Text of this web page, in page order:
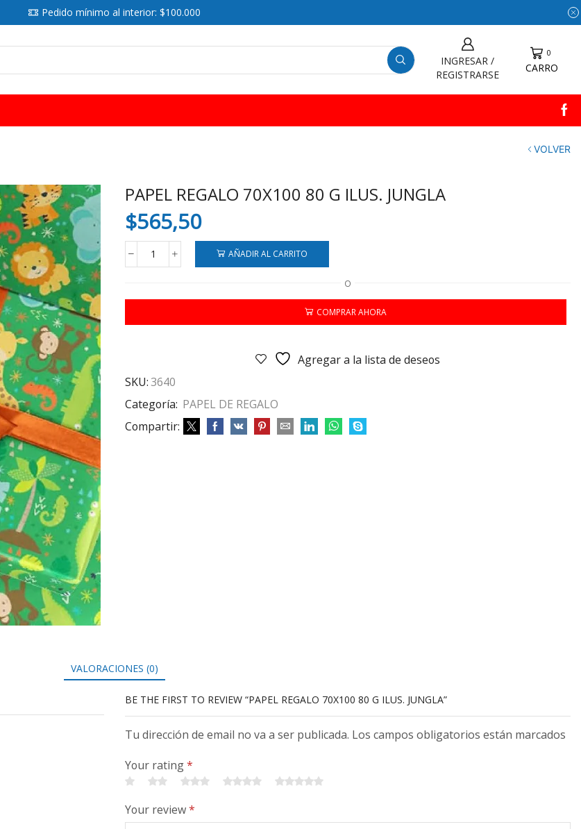
Pedido mínimo al interior: $100.000
INGRESAR /
REGISTRARSE
0
CARRO
VOLVER
PAPEL REGALO 70X100 80 G ILUS. JUNGLA
$565,50
PAPEL
80
ILUS.
AÑADIR AL CARRITO
O
COMPRAR AHORA
Agregar a la lista de deseos
SKU:3640
Categoría: PAPEL DE REGALO
Compartir:
VALORACIONES (0)
BE THE FIRST TO REVIEW “PAPEL REGALO 70X100 80 G ILUS. JUNGLA”
Tu dirección de email no va a ser publicada. Los campos obligatorios están marcados
Your rating*
Your review*